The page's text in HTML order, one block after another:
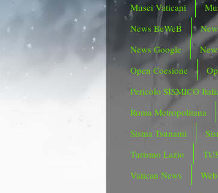
Musei Vaticani
News BeWeB
News Google
Open Coesione
Pericolo SISMICO
Roma Metropolitana
Sisma Tsunami
Turismo Lazio
Vatican News